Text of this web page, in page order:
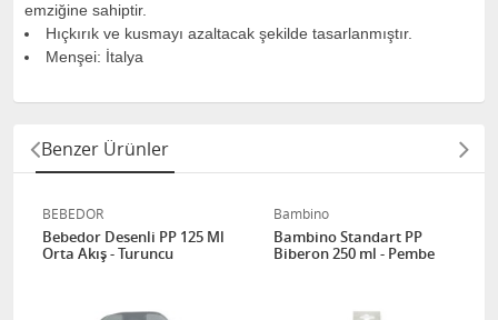
emziğine sahiptir.
Hıçkırık ve kusmayı azaltacak şekilde tasarlanmıştır.
Menşei: İtalya
Benzer Ürünler
BEBEDOR
Bebedor Desenli PP 125 Ml
Orta Akış - Turuncu
Bambino
Bambino Standart PP
Biberon 250 ml - Pembe